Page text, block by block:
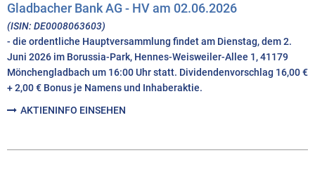
Gladbacher Bank AG - HV am 02.06.2026
(ISIN: DE0008063603)
- die ordentliche Hauptversammlung findet am Dienstag, dem 2.
Juni 2026 im Borussia-Park, Hennes-Weisweiler-Allee 1, 41179
Mönchengladbach um 16:00 Uhr statt. Dividendenvorschlag 16,00 €
+ 2,00 € Bonus je Namens und Inhaberaktie.
AKTIENINFO EINSEHEN